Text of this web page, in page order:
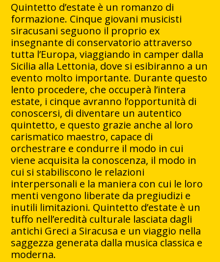
Quintetto d’estate è un romanzo di
formazione. Cinque giovani musicisti
siracusani seguono il proprio ex
insegnante di conservatorio attraverso
tutta l’Europa, viaggiando in camper dalla
Sicilia alla Lettonia, dove si esibiranno a un
evento molto importante. Durante questo
lento procedere, che occuperà l’intera
estate, i cinque avranno l’opportunità di
conoscersi, di diventare un autentico
quintetto, e questo grazie anche al loro
carismatico maestro, capace di
orchestrare e condurre il modo in cui
viene acquisita la conoscenza, il modo in
cui si stabiliscono le relazioni
interpersonali e la maniera con cui le loro
menti vengono liberate da pregiudizi e
inutili limitazioni. Quintetto d’estate è un
tuffo nell’eredità culturale lasciata dagli
antichi Greci a Siracusa e un viaggio nella
saggezza generata dalla musica classica e
moderna.